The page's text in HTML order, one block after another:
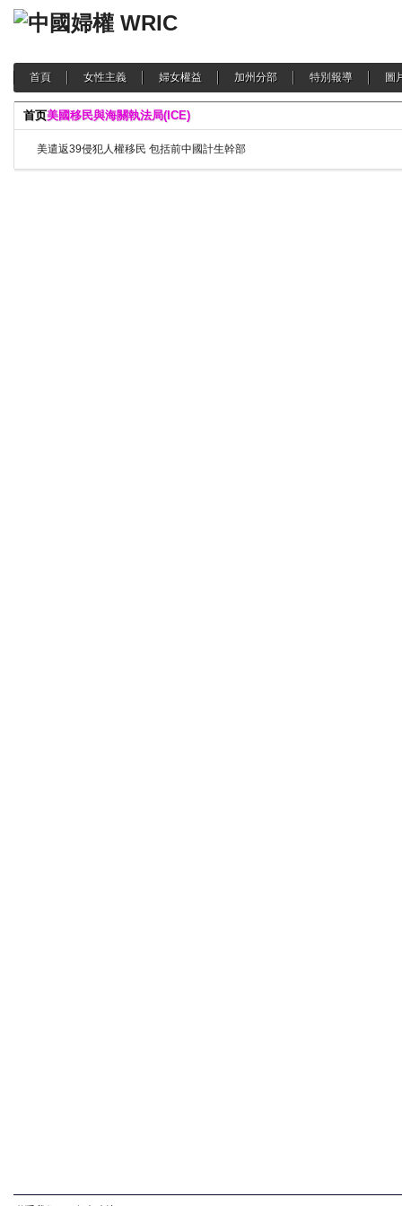
首頁 女性主義 婦女權益 加州分部 特別報導 圖
首页美國移民與海關執法局(ICE)
美遣返39侵犯人權移民 包括前中國計生幹部